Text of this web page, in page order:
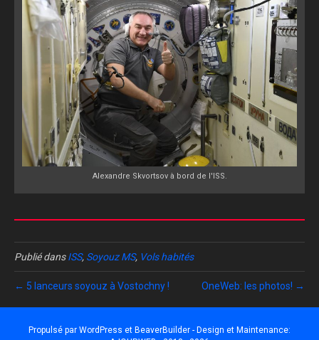
Alexandre Skvortsov à bord de l'ISS.
Publié dansISS, Soyouz MS, Vols habités
← 5 lanceurs soyouz à Vostochny ! OneWeb: les photos! →
Propulsé par WordPress et BeaverBuilder - Design et Maintenance: